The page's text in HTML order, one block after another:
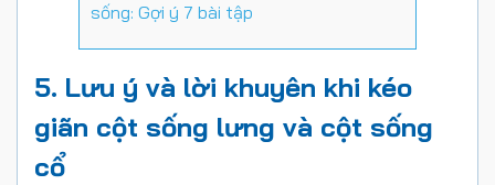
sống: Gợi ý 7 bài tập
5. Lưu ý và lời khuyên khi kéo
giãn cột sống lưng và cột sống
cổ